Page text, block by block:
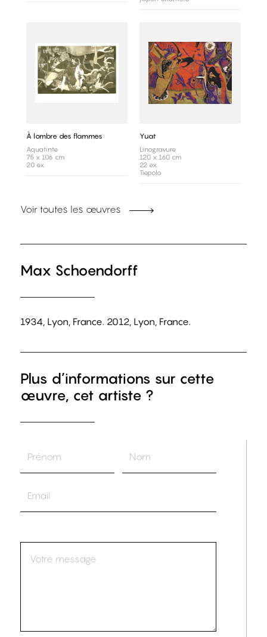
À lombre des flammes
Aquatinte
75 x 106 cm
20 ex.
Yuat
Linogravure
120 x 160 cm
22 ex.
Tiepolo
Voir toutes les œuvres
Max Schoendorff
1934, Lyon, France. 2012, Lyon, France.
Plus d’informations sur cette
œuvre, cet artiste ?